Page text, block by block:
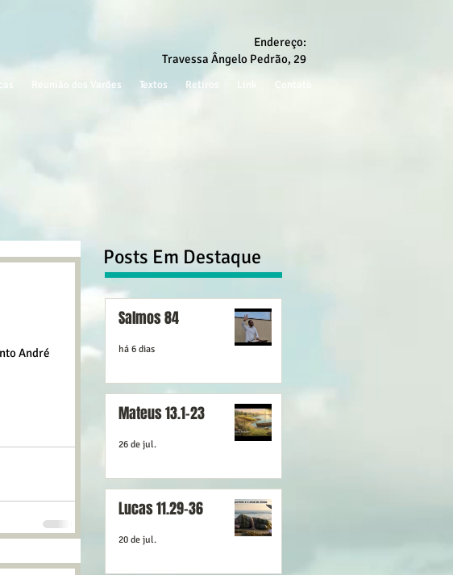
Reunião dos Varões Textos Retiros Contato
Endereço:
Travessa Ângelo Pedrão, 29
André
Posts Em Destaque
Salmos 84
há 6 dias
Mateus 13.1-23
26 de jul.
Lucas 11.29-36
20 de jul.